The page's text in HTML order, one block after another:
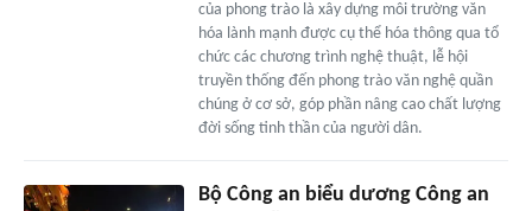
của phong trào là xây dựng môi trường văn
hóa lành mạnh được cụ thể hóa thông qua tổ
chức các chương trình nghệ thuật, lễ hội
truyền thống đến phong trào văn nghệ quần
chúng ở cơ sở, góp phần nâng cao chất lượng
đời sống tinh thần của người dân.
Bộ Công an biểu dương Công an